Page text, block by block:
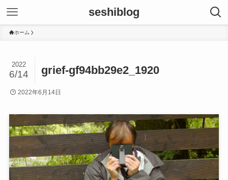
seshiblog
ホーム
grief-gf94bb29e2_1920
2022
6/14
2022年6月14日